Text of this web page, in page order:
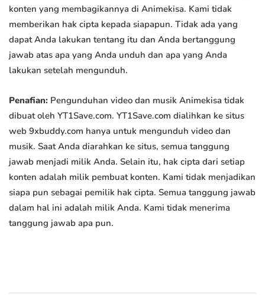
konten yang membagikannya di Animekisa. Kami tidak
memberikan hak cipta kepada siapapun. Tidak ada yang
dapat Anda lakukan tentang itu dan Anda bertanggung
jawab atas apa yang Anda unduh dan apa yang Anda
lakukan setelah mengunduh.
Penafian: Pengunduhan video dan musik Animekisa tidak
dibuat oleh YT1Save.com. YT1Save.com dialihkan ke situs
web 9xbuddy.com hanya untuk mengunduh video dan
musik. Saat Anda diarahkan ke situs, semua tanggung
jawab menjadi milik Anda. Selain itu, hak cipta dari setiap
konten adalah milik pembuat konten. Kami tidak menjadikan
siapa pun sebagai pemilik hak cipta. Semua tanggung jawab
dalam hal ini adalah milik Anda. Kami tidak menerima
tanggung jawab apa pun.